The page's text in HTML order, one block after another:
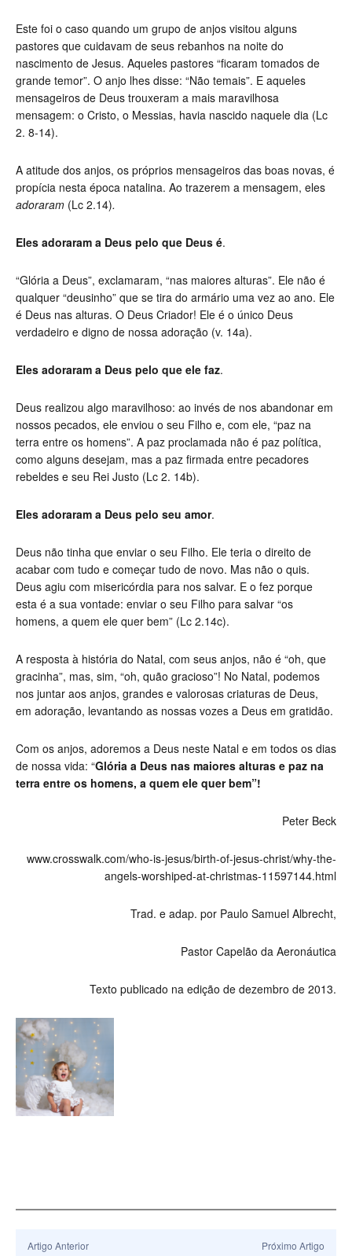
Este foi o caso quando um grupo de anjos visitou alguns
pastores que cuidavam de seus rebanhos na noite do
nascimento de Jesus. Aqueles pastores “ficaram tomados de
grande temor”. O anjo lhes disse: “Não temais”. E aqueles
mensageiros de Deus trouxeram a mais maravilhosa
mensagem: o Cristo, o Messias, havia nascido naquele dia (Lc
2. 8-14).
A atitude dos anjos, os próprios mensageiros das boas novas, é
propícia nesta época natalina. Ao trazerem a mensagem, eles
adoraram (Lc 2.14).
Eles adoraram a Deus pelo que Deus é.
“Glória a Deus”, exclamaram, “nas maiores alturas”. Ele não é
qualquer “deusinho” que se tira do armário uma vez ao ano. Ele
é Deus nas alturas. O Deus Criador! Ele é o único Deus
verdadeiro e digno de nossa adoração (v. 14a).
Eles adoraram a Deus pelo que ele faz.
Deus realizou algo maravilhoso: ao invés de nos abandonar em
nossos pecados, ele enviou o seu Filho e, com ele, “paz na
terra entre os homens”. A paz proclamada não é paz política,
como alguns desejam, mas a paz firmada entre pecadores
rebeldes e seu Rei Justo (Lc 2. 14b).
Eles adoraram a Deus pelo seu amor.
Deus não tinha que enviar o seu Filho. Ele teria o direito de
acabar com tudo e começar tudo de novo. Mas não o quis.
Deus agiu com misericórdia para nos salvar. E o fez porque
esta é a sua vontade: enviar o seu Filho para salvar “os
homens, a quem ele quer bem” (Lc 2.14c).
A resposta à história do Natal, com seus anjos, não é “oh, que
gracinha”, mas, sim, “oh, quão gracioso”! No Natal, podemos
nos juntar aos anjos, grandes e valorosas criaturas de Deus,
em adoração, levantando as nossas vozes a Deus em gratidão.
Com os anjos, adoremos a Deus neste Natal e em todos os dias
de nossa vida: “Glória a Deus nas maiores alturas e paz na
terra entre os homens, a quem ele quer bem”!
Peter Beck
www.crosswalk.com/who-is-jesus/birth-of-jesus-christ/why-the-
angels-worshiped-at-christmas-11597144.html
Trad. e adap. por Paulo Samuel Albrecht,
Pastor Capelão da Aeronáutica
Texto publicado na edição de dezembro de 2013.
Artigo Anterior Próximo Artigo